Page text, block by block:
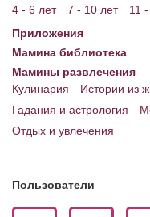
Мамина
СЕРВИСЫ И
Сервис. Оценка
Полезные ссылки
НОВОСТИ ЛОПОТУНА
4 - 6 лет
7 - 10 лет
11
Приложения
Мамина библиотека
Мамины развлечения
Кулинария
Истории из
Гадания и астрология
Отдых и увлечения
Пользователи